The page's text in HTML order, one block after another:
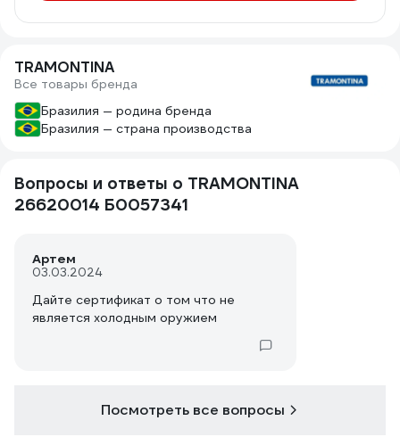
TRAMONTINA
Все товары бренда
Бразилия — родина бренда
Бразилия — страна производства
Вопросы и ответы о TRAMONTINA
26620014 Б0057341
Артем
03.03.2024
Дайте сертификат о том что не
является холодным оружием
Посмотреть все вопросы